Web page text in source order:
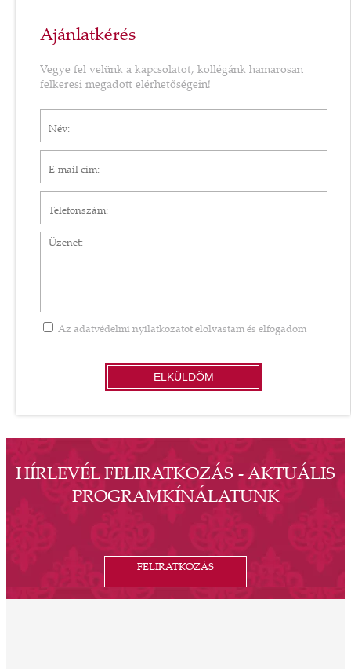
Ajánlatkérés
Vegye fel velünk a kapcsolatot, kollégánk hamarosan
felkeresi megadott elérhetőségein!
Üzenet
Az adatvédelmi nyilatkozatot elolvastam és elfogadom
ELKÜLDÖM
HÍRLEVÉL FELIRATKOZÁS - AKTUÁLIS
PROGRAMKÍNÁLATUNK
FELIRATKOZÁS